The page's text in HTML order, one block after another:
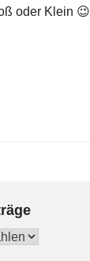
oder Klein 😉